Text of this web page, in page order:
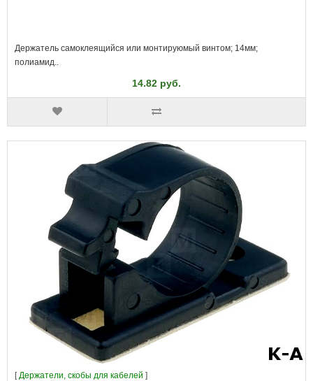
Держатель самоклеящийся или монтируюмый винтом; 14мм;
полиамид..
14.82 руб.
[Держатели, скобы для кабелей ]